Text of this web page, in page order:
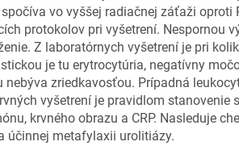
vo vyššej radiačnej záťaži
protokolov pri vyšetrení. Nespornou
Z laboratórnych vyšetrení je pri
je tu erytrocytúria, negatívny
nebýva zriedkavosťou. Prípadná
vyšetrení je pravidlom
krvného obrazu a CRP. Nasleduje
účinnej metafylaxii urolitiázy.